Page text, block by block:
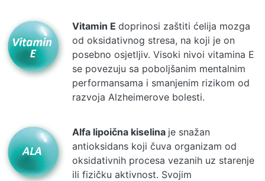
Vitamin E doprinosi zaštiti ćelija mozga
od oksidativnog stresa, na koji je on
posebno osjetljiv. Visoki nivoi vitamina E
se povezuju sa poboljšanim mentalnim
performansama i smanjenim rizikom od
razvoja Alzheimerove bolesti.
Alfa lipoična kiselina je snažan
antioksidans koji čuva organizam od
oksidativnih procesa vezanih uz starenje
ili fizičku aktivnost. Svojim